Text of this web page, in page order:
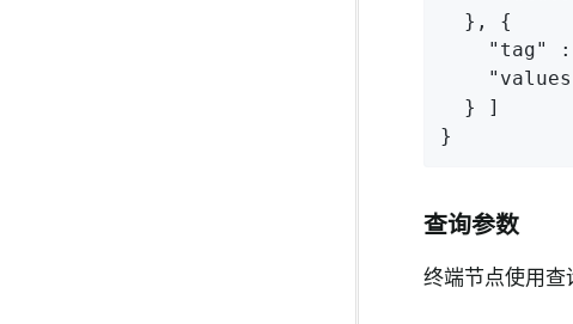
  }, {
"tag"
:
  } ]
}
查询参数
终端节点使用查